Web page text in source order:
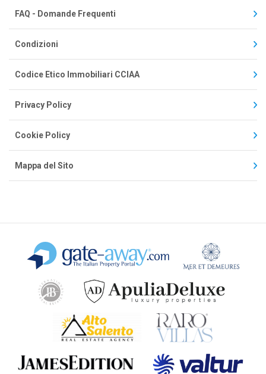
FAQ - Domande Frequenti
Condizioni
Codice Etico Immobiliari CCIAA
Privacy Policy
Cookie Policy
Mappa del Sito